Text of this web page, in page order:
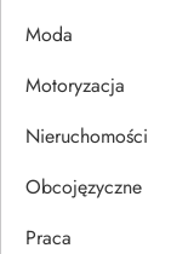
s
u
Moda
Motoryzacja
Nieruchomości
Obcojęzyczne
Praca